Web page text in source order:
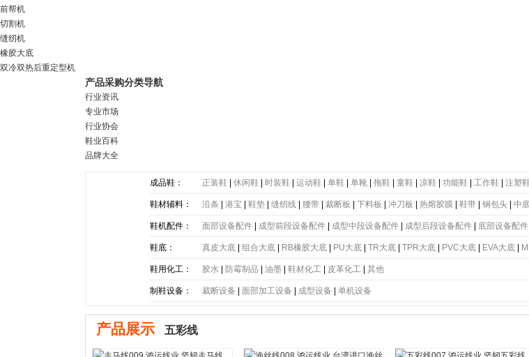
前帮机
切割机
缝纫机
橡胶大底
双冷双热后重定型机
产品采购分类导航
行业资讯
专业市场
行业协会
鞋业百科
品牌大全
成品鞋： 正装鞋| 休闲鞋| 时装鞋| 运动鞋| 单鞋| 单靴| 拖鞋| 童鞋| 凉鞋| 功能鞋| 工作鞋| 注塑
鞋材辅料： 沿条 港宝 鞋垫| 缝纫线| 腰带| 裁断板 下料板 冲刀板 热熔胶膜 鞋带| 钢包头| 中
带|塑胶片|其他
鞋机配件： 面部设备配件| 成型前段设备配件| 成型中段设备配件| 成型后段设备配件| 底部设备配件|
鞋底： 真皮大底| 组合大底| RB橡胶大底| PU大底| TR大底| TPR大底| PVC大底| EVA大底|
底|PE大底|PP大底|SBR大底| PC大底|软木大底
鞋用化工： 胶水| 防霉制品 油墨 鞋材化工| 皮革化工| 其他
制鞋设备： 裁断设备 面部加工设备 成型设备 单机设备
产品展示 五彩线